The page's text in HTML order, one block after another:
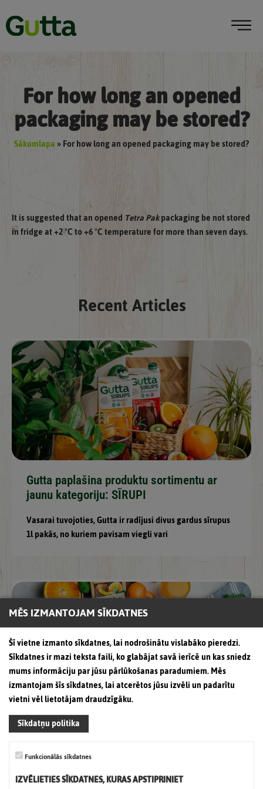
For how long an opened
packaging may be stored?
Sākumlapa»For how long an opened packaging may be stored?
It is suggested that an opened Tetra Pakpackaging be not stored
in fridge at +2 °C to +6 °C temperature for more than seven days.
Recent Articles
Gutta paplašina produktu sortimentu ar
jaunu kategoriju: SĪRUPI
Vasarai tuvojoties, Gutta ir radījusi divus gardus sīrupus
1l pakās, no kuriem pavisam viegli vari
Nacionālajā konkursā „Labākais
iepakojums Latvijā 2021” zīmols “Gutta” ir
ieguvis godpilno 2.vietu dzērienu
MĒS IZMANTOJAM SĪKDATNES
Šī vietne izmanto sīkdatnes, lai nodrošinātu vislabāko pieredzi.
Sīkdatnes ir mazi teksta faili, ko glabājat savā ierīcē un kas sniedz
mums informāciju par jūsu pārlūkošanas paradumiem. Mēs
izmantojam šīs sīkdatnes, lai atcerētos jūsu izvēli un padarītu
vietni vēl lietotājam draudzīgāku.
Sīkdatņu politika
Funkcionālās sīkdatnes
IZVĒLIETIES SĪKDATNES, KURAS APSTIPRINIET